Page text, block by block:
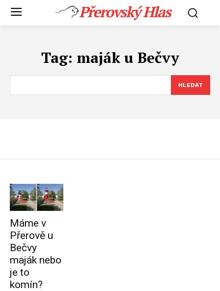
Přerovský Hlas
Tag: maják u Bečvy
HLEDAT
Máme v
Přerově u
Bečvy
maják nebo
je to
komín?